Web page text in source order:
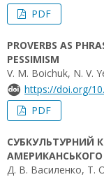
PDF
PROVERBS AS
PESSIMISM
V. M. Boichuk, N. V.
https://doi.org/
PDF
СУБКУЛЬТУРНИЙ
АМЕРИКАНСЬКОГО
Д. В. Василенко, Т.